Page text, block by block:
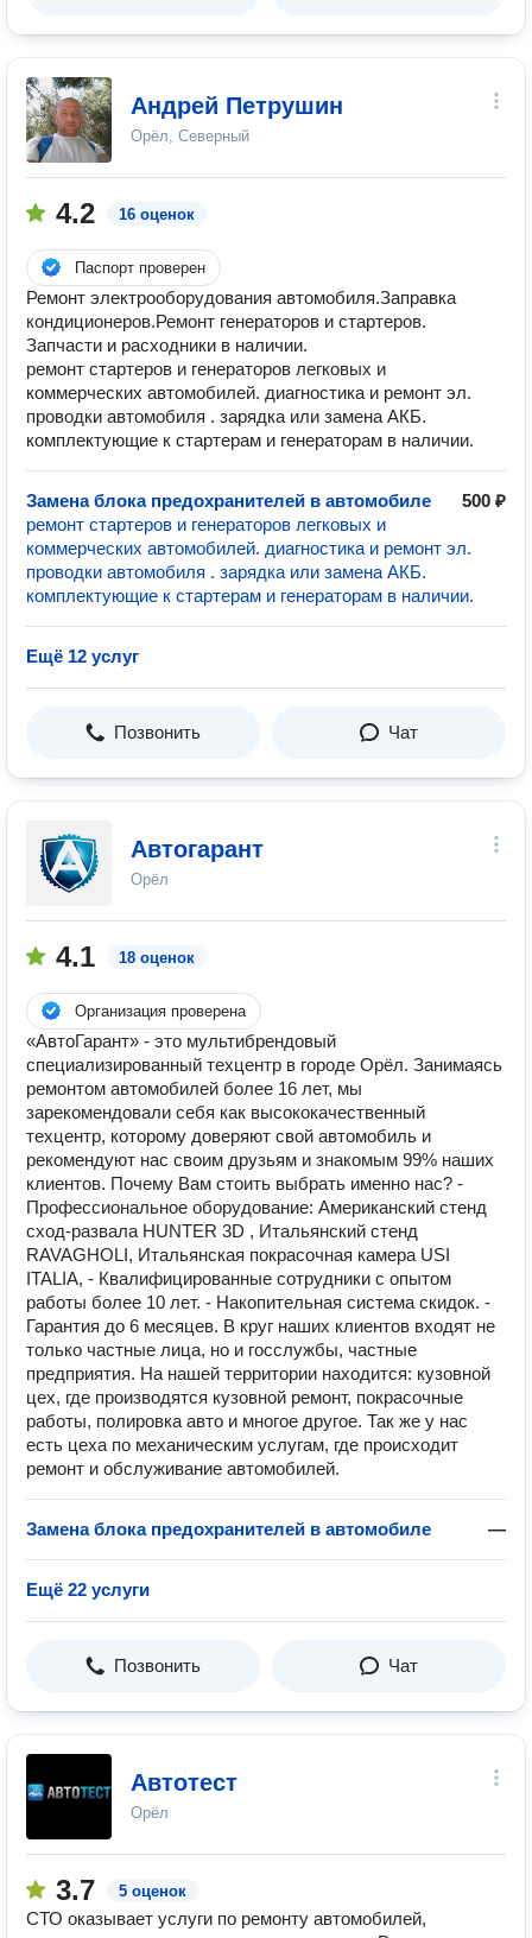
Андрей Петрушин
Орёл, Северный
4.2 16 оценок
Паспорт проверен
Ремонт электрооборудования автомобиля.Заправка
кондиционеров.Ремонт генераторов и стартеров.
Запчасти и расходники в наличии.
ремонт стартеров и генераторов легковых и
коммерческих автомобилей. диагностика и ремонт эл.
проводки автомобиля . зарядка или замена АКБ.
комплектующие к стартерам и генераторам в наличии.
Замена блока предохранителей в автомобиле
500 ₽
ремонт стартеров и генераторов легковых и
коммерческих автомобилей. диагностика и ремонт эл.
проводки автомобиля . зарядка или замена АКБ.
комплектующие к стартерам и генераторам в наличии.
Ещё 12 услуг
Позвонить Чат
Автогарант
Орёл
4.1 18 оценок
Организация проверена
«АвтоГарант» - это мультибрендовый
специализированный техцентр в городе Орёл. Занимаясь
ремонтом автомобилей более 16 лет, мы
зарекомендовали себя как высококачественный
техцентр, которому доверяют свой автомобиль и
рекомендуют нас своим друзьям и знакомым 99% наших
клиентов. Почему Вам стоить выбрать именно нас? -
Профессиональное оборудование: Американский стенд
сход-развала HUNTER 3D , Итальянский стенд
RAVAGHOLI, Итальянская покрасочная камера USI
ITALIA, - Квалифицированные сотрудники с опытом
работы более 10 лет. - Накопительная система скидок. -
Гарантия до 6 месяцев. В круг наших клиентов входят не
только частные лица, но и госслужбы, частные
предприятия. На нашей территории находится: кузовной
цех, где производятся кузовной ремонт, покрасочные
работы, полировка авто и многое другое. Так же у нас
есть цеха по механическим услугам, где происходит
ремонт и обслуживание автомобилей.
Замена блока предохранителей в автомобиле —
Ещё 22 услуги
Позвонить Чат
Автотест
Орёл
3.7 5 оценок
СТО оказывает услуги по ремонту автомобилей,